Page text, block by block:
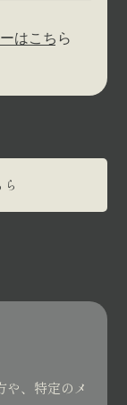
はこちら
、特定のメ